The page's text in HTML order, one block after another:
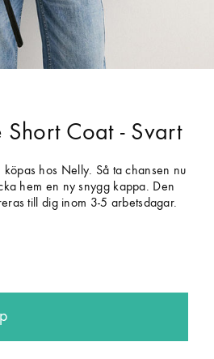
Coat - Svart
hos Nelly. Så ta chansen nu
hem en ny snygg kappa. Den
till dig inom 3-5 arbetsdagar.